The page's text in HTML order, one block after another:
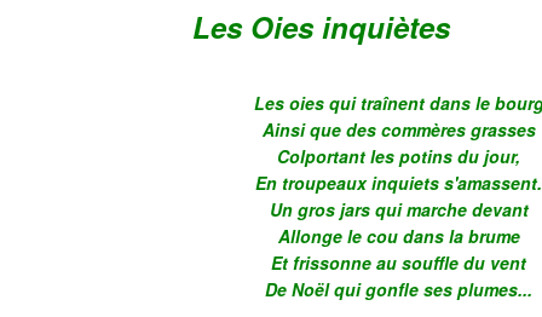
Les Oies inquiètes
Les oies qui traînent dans le
Ainsi que des commères grasses
Colportant les potins du jour,
En troupeaux inquiets s'amassent.
Un gros jars qui marche devant
Allonge le cou dans la brume
Et frissonne au souffle du vent
De Noël qui gonfle ses plumes...